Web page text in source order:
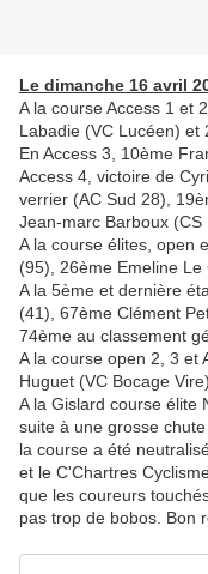
Le dimanche 16 avril
A la course Access 1 et
Labadie (VC Lucéen) et
En Access 3, 10ème
Access 4, victoire de
verrier (AC Sud 28),
Jean-marc Barboux (CS
A la course élites, open
(95), 26ème Emeline Le
A la 5ème et dernière
(41), 67ème Clément
74ème au classement
A la course open 2, 3 et
Huguet (VC Bocage Vire).
A la Gislard course élite
suite à une grosse
la course a été
et le C'Chartres
que les coureurs
pas trop de bobos. Bon